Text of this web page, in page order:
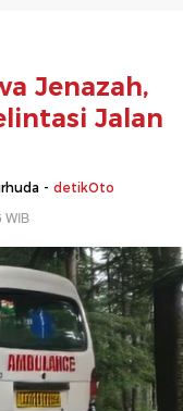
Jenazah,
Jalan
- detikOto
WIB